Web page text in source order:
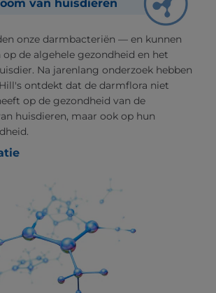
van huisdieren
onze darmbacteriën — en kunnen
de algehele gezondheid en het
Na jarenlang onderzoek hebben
ontdekt dat de darmflora niet
op de gezondheid van de
huisdieren, maar ook op hun